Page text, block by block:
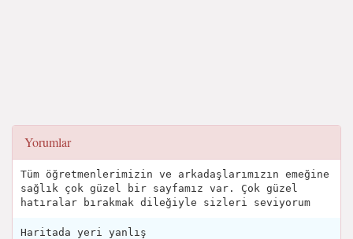
Yorumlar
Tüm öğretmenlerimizin ve arkadaşlarımızın emeğine
sağlık çok güzel bir sayfamız var. Çok güzel
hatıralar bırakmak dileğiyle sizleri seviyorum
Haritada yeri yanlış